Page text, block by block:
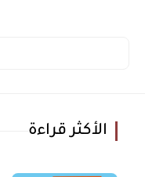
الأكثر قراءة